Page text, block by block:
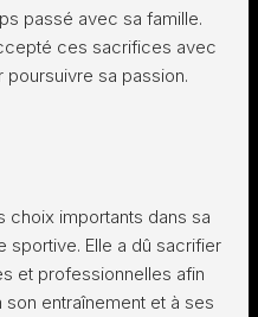
passé avec sa famille.
ces sacrifices avec
sa passion.
choix importants dans sa
sportive. Elle a dû sacrifier
et professionnelles afin
entraînement et à ses